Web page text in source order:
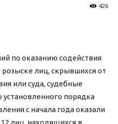
426
по оказанию содействия
лиц, скрывшихся от
или суда, судебные
порядка
с начала года оказали